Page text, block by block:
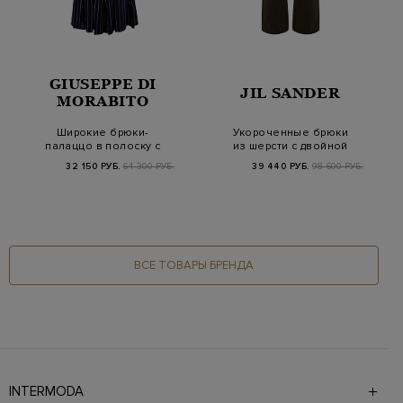
GIUSEPPE DI
MORABITO
Широкие брюки-
палаццо в полоску с
защипами
32 150 РУБ. 64 300 РУБ.
JIL SANDER
Укороченные брюки
из шерсти с двойной
39 440 РУБ. 98 600 РУБ.
ВСЕ ТОВАРЫ БРЕНДА
INTERMODA